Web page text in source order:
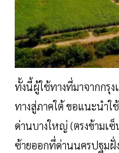
ทั้งนี้ผู้ใช้ทางที่มาจากกรุ
ทางสู่ภาคใต้ ขอแนะนำใ
ด่านบางใหญ่ (ตรงข้ามเ
ซ้ายออกที่ด่านนครปฐมฝั่